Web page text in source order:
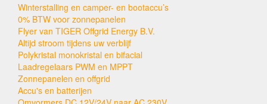
Winterstalling en camper- en bootaccu’s
0% BTW voor zonnepanelen
Flyer van TIGER Offgrid Energy B.V.
Altijd stroom tijdens uw verblijf
Polykristal monokristal en bifacial
Laadregelaars PWM en MPPT
Zonnepanelen en offgrid
Accu's en batterijen